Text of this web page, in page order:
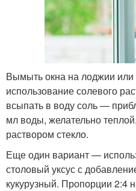
Вымыть окна на лоджии
использование солевого
всыпать в воду соль —
мл воды, желательно
раствором стекло.
Еще один вариант —
столовый уксус с
кукурузный. Пропорции 2:4